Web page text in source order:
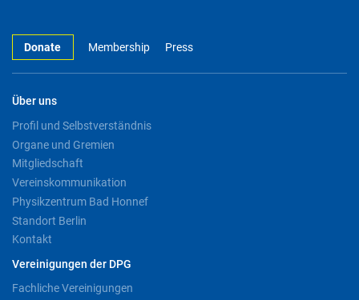
Donate Membership Press
Über uns
Profil und Selbstverständnis
Organe und Gremien
Mitgliedschaft
Vereinskommunikation
Physikzentrum Bad Honnef
Standort Berlin
Kontakt
Vereinigungen der DPG
Fachliche Vereinigungen